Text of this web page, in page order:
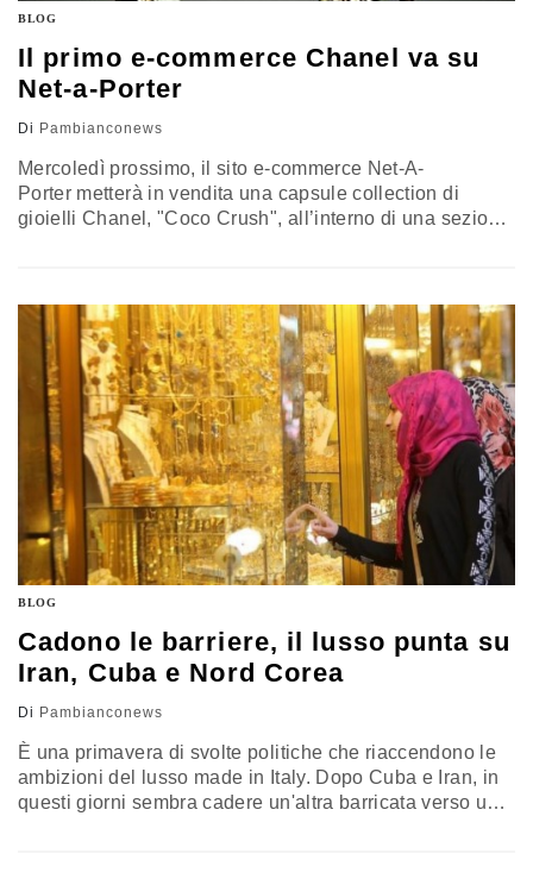
BLOG
Il primo e-commerce Chanel va su
Net-a-Porter
Di Pambianconews
Mercoledì prossimo, il sito e-commerce Net-A-
Porter metterà in vendita una capsule collection di
gioielli Chanel, "Coco Crush", all’interno di una sezione
proprio e-store nel 2016. Lo storico brand francese ha
realizzato appositamente per il portale cinque anelli e
un bracciale…
BLOG
Cadono le barriere, il lusso punta su
Iran, Cuba e Nord Corea
Di Pambianconews
È una primavera di svolte politiche che riaccendono le
ambizioni del lusso made in Italy. Dopo Cuba e Iran, in
questi giorni sembra cadere un'altra barricata verso un